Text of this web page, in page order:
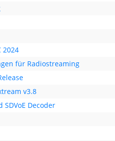
2024
für Radiostreaming
v3.8
SDVoE Decoder